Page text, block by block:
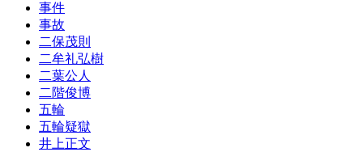
事件
事故
二保茂則
二牟礼弘樹
二葉公人
二階俊博
五輪
五輪疑獄
井上正文